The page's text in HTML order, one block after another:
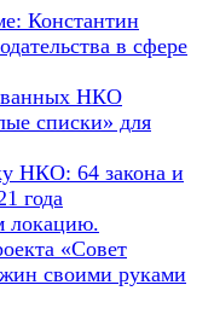
Константин
в сфере
НКО
списки» для
НКО: 64 закона и
года
«Совет
своими руками